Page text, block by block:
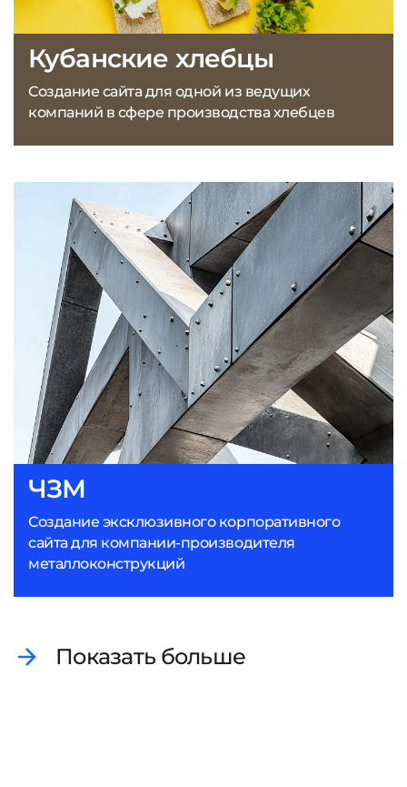
Кубанские хлебцы
Создание сайта для одной из ведущих
компаний в сфере производства хлебцев
ЧЗМ
Создание эксклюзивного корпоративного
сайта для компании-производителя
металлоконструкций
Показать больше